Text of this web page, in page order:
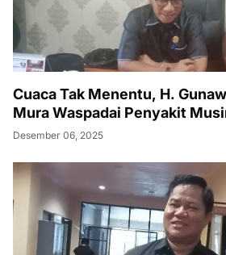
Cuaca Tak Menentu, H.
Mura Waspadai Penyakit
Desember 06, 2025